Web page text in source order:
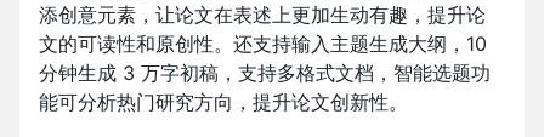
添创意元素，让论文在表述上更加生动有趣，提升论
文的可读性和原创性。还支持输入主题生成大纲，10
分钟生成 3 万字初稿，支持多格式文档，智能选题功
能可分析热门研究方向，提升论文创新性。